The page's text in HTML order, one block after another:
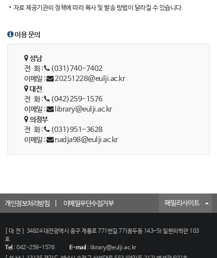
자료 제공기관의 정책에 따라 복사 및 발송 방법이 달라질 수 있습니다.
이용 문의
성남
전 화 :
(031)740-7402
이메일 :
20251228@eulji.ac.kr
대전
전 화 :
(042)259-1576
이메일 :
library@eulji.ac.kr
의정부
전 화 :
(031)951-3628
이메일 :
nadja98@eulji.ac.kr
개인정보처리방침 이메일무단수집거부 패밀리사이트
[대전]
34824 대전광역시 중구 계룡로 771번길 77(용두동 143-5) 일현의학관 103
호
Tel: 042-259-1576 E-mail: library@eulji.ac.kr